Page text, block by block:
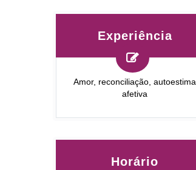
Experiência
Amor, reconciliação, autoestima
afetiva
Horário